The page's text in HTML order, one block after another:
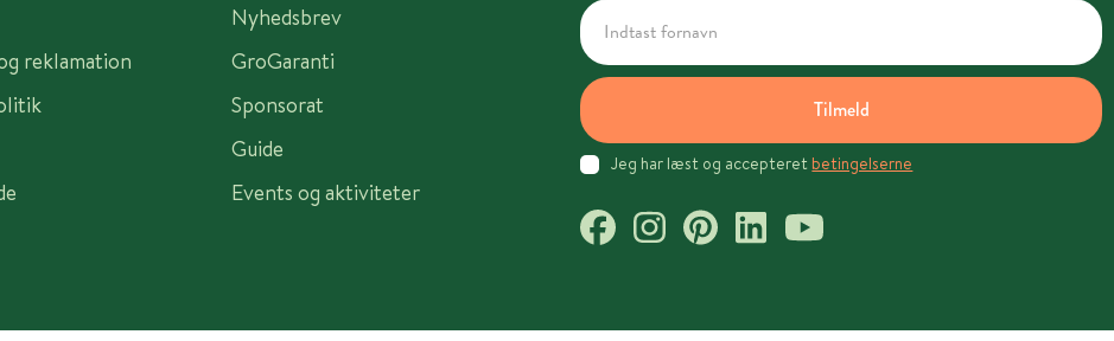
reklamation
Nyhedsbrev
GroGaranti
Sponsorat
Guide
Events og aktiviteter
Tilmeld
Jeg har læst og accepteret betingelserne